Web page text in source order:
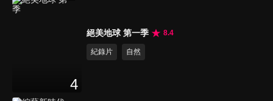
4
絕美地球 第一季 8.4
紀錄片 自然